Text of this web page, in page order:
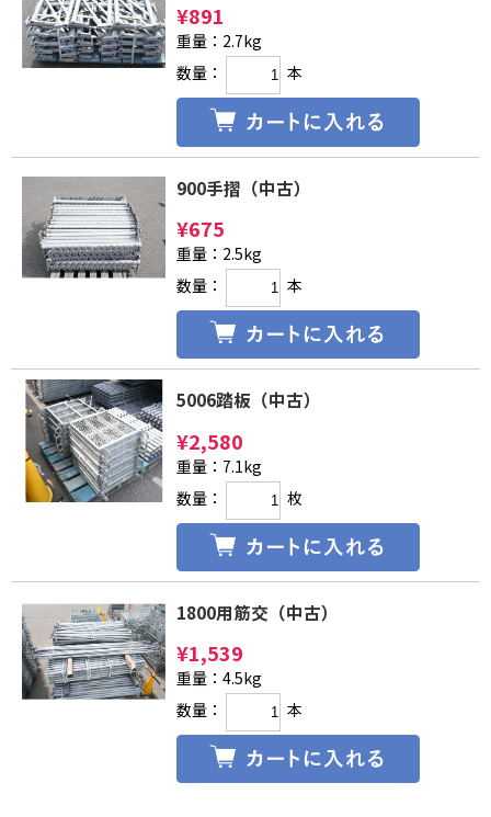
¥891
重量：2.7kg
数量：
本
900手摺（中古）
¥675
重量：2.5kg
数量：
本
5006踏板（中古）
¥2,580
重量：7.1kg
数量：
枚
1800用筋交（中古）
¥1,539
重量：4.5kg
数量：
本